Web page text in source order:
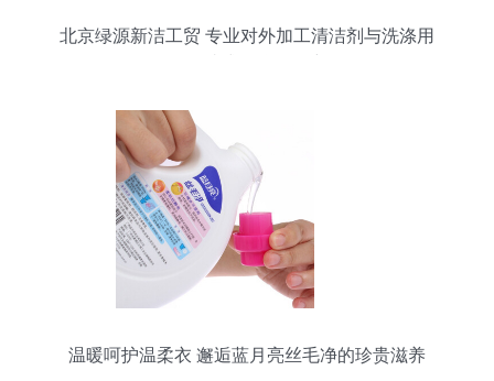
北京绿源新洁工贸 专业对外加工清洁剂与洗涤用
温暖呵护温柔衣 邂逅蓝月亮丝毛净的珍贵滋养